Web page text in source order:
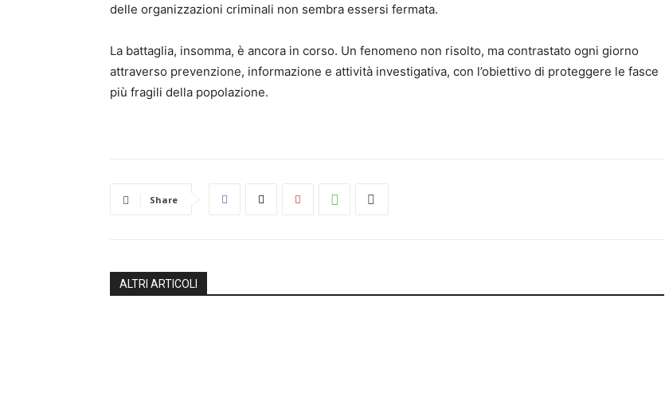
delle organizzazioni criminali non sembra essersi fermata.
La battaglia, insomma, è ancora in corso. Un fenomeno non risolto, ma contrastato ogni giorno
attraverso prevenzione, informazione e attività investigativa, con l’obiettivo di proteggere le fasce
più fragili della popolazione.
Share
ALTRI ARTICOLI